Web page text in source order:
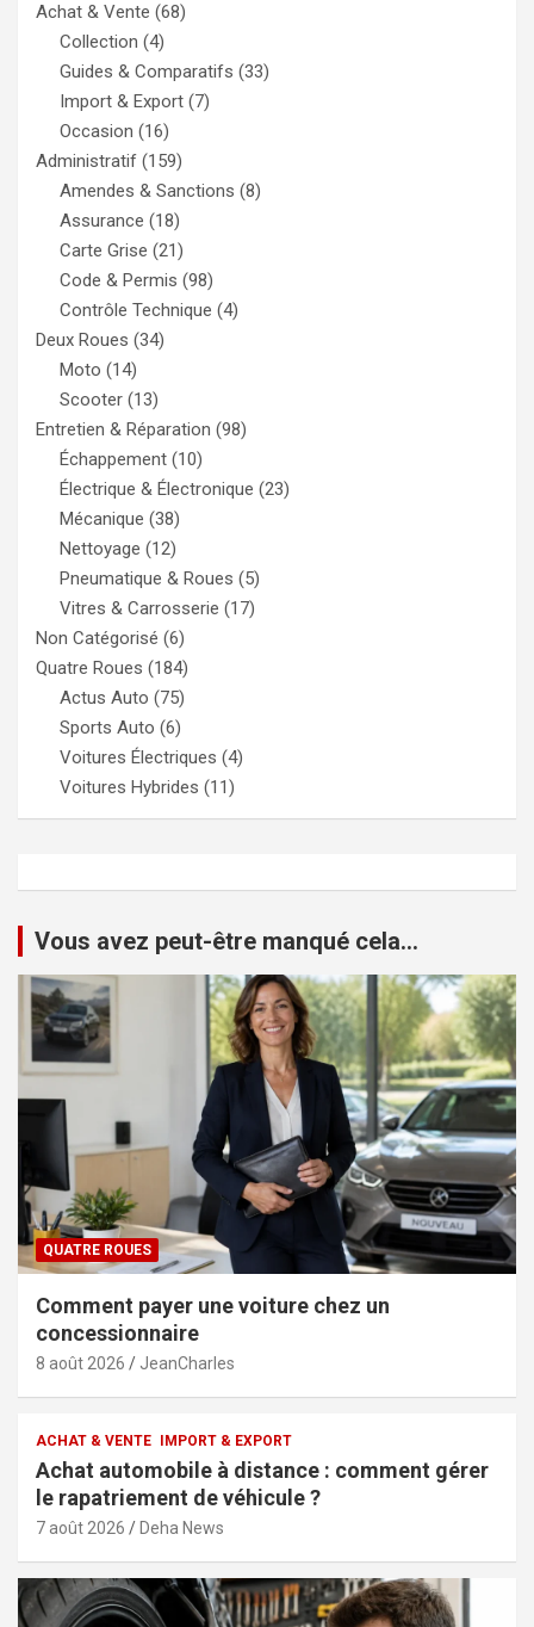
Achat & Vente (68)
Collection (4)
Guides & Comparatifs (33)
Import & Export (7)
Occasion (16)
Administratif (159)
Amendes & Sanctions (8)
Assurance (18)
Carte Grise (21)
Code & Permis (98)
Contrôle Technique (4)
Deux Roues (34)
Moto (14)
Scooter (13)
Entretien & Réparation (98)
Échappement (10)
Électrique & Électronique (23)
Mécanique (38)
Nettoyage (12)
Pneumatique & Roues (5)
Vitres & Carrosserie (17)
Non Catégorisé (6)
Quatre Roues (184)
Actus Auto (75)
Sports Auto (6)
Voitures Électriques (4)
Voitures Hybrides (11)
Vous avez peut-être manqué cela...
QUATRE ROUES
Comment payer une voiture chez un
concessionnaire
8 août 2026 JeanCharles
ACHAT & VENTE IMPORT & EXPORT
Achat automobile à distance : comment gérer
le rapatriement de véhicule ?
7 août 2026 Deha News